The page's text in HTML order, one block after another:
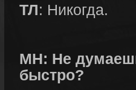
ТЛ: Никогда.
МН: Не
быстро?